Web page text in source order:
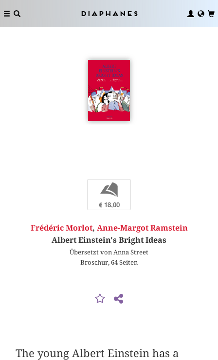
Diaphanes
b
€ 18,00
Frédéric Morlot, Anne-Margot Ramstein
Albert Einstein's Bright Ideas
Übersetzt von Anna Street
Broschur, 64 Seiten
The young Albert Einstein has a